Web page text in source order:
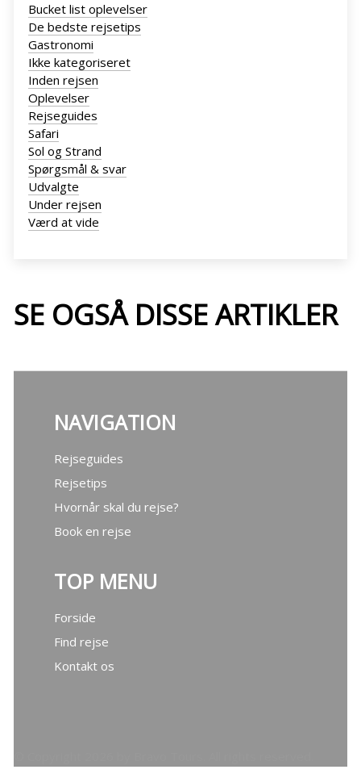
Bucket list oplevelser
De bedste rejsetips
Gastronomi
Ikke kategoriseret
Inden rejsen
Oplevelser
Rejseguides
Safari
Sol og Strand
Spørgsmål & svar
Udvalgte
Under rejsen
Værd at vide
SE OGSÅ DISSE ARTIKLER
NAVIGATION
Rejseguides
Rejsetips
Hvornår skal du rejse?
Book en rejse
TOP MENU
Forside
Find rejse
Kontakt os